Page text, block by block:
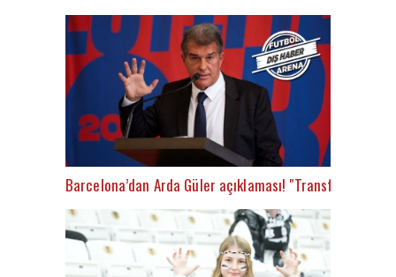
Barcelona’dan Arda Güler açıklaması! "Transfer için